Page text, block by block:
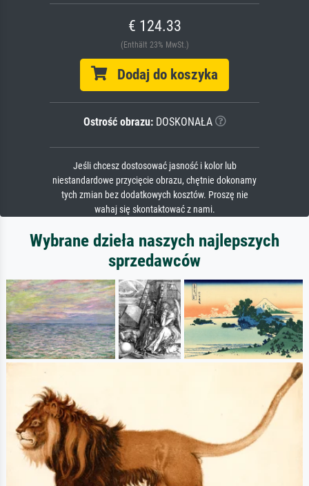
€ 124.33
(Enthält 23% MwSt.)
Dodaj do koszyka
Ostrość obrazu:DOSKONAŁA
Jeśli chcesz dostosować jasność i kolor lub
niestandardowe przycięcie obrazu, chętnie dokonamy
tych zmian bez dodatkowych kosztów. Proszę nie
wahaj się skontaktować z nami.
Wybrane dzieła naszych najlepszych
sprzedawców